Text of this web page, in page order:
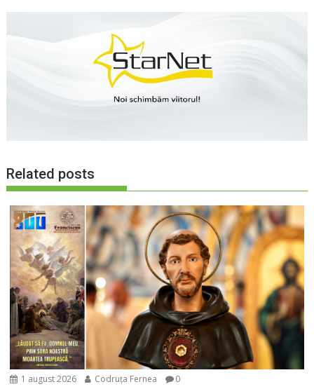
Related posts
1 august 2026 Codruța Fernea 0